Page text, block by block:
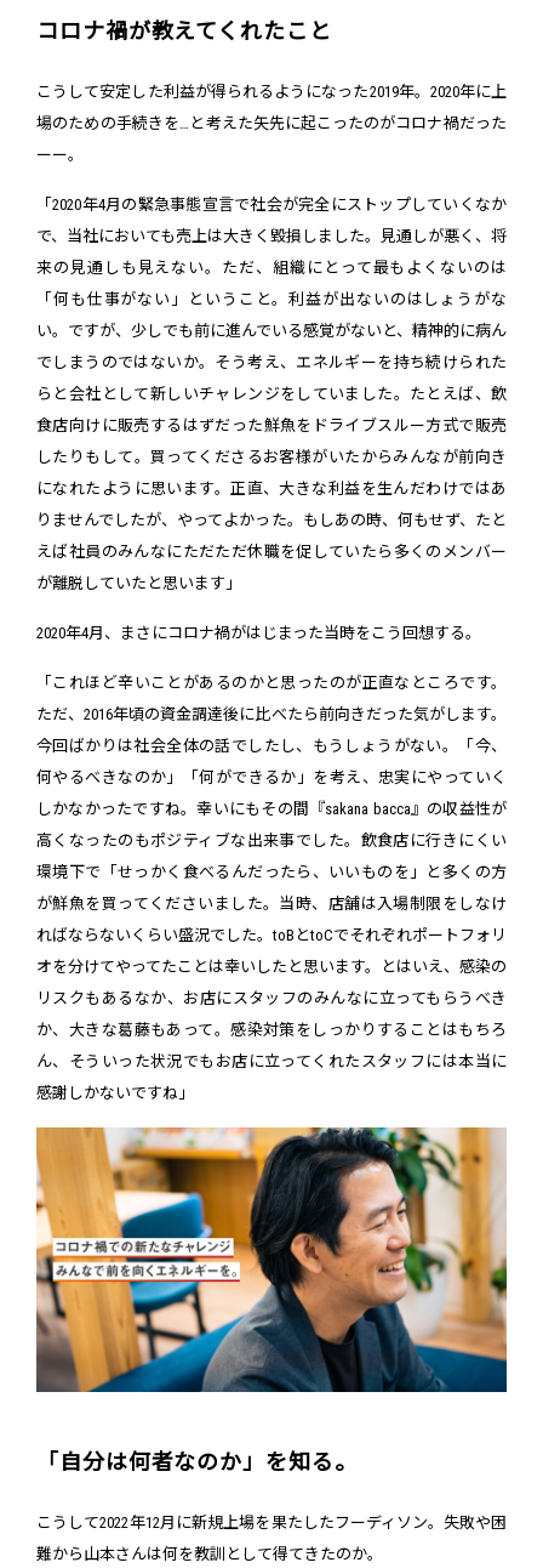
コロナ禍が教えてくれたこと
こうして安定した利益が得られるようになった2019年。2020年に上
場のための手続きを…と考えた矢先に起こったのがコロナ禍だった
ーー。
「2020年4月の緊急事態宣言で社会が完全にストップしていくなか
で、当社においても売上は大きく毀損しました。見通しが悪く、将
来の見通しも見えない。ただ、組織にとって最もよくないのは
「何も仕事がない」ということ。利益が出ないのはしょうがな
い。ですが、少しでも前に進んでいる感覚がないと、精神的に病ん
でしまうのではないか。そう考え、エネルギーを持ち続けられた
らと会社として新しいチャレンジをしていました。たとえば、飲
食店向けに販売するはずだった鮮魚をドライブスルー方式で販売
したりもして。買ってくださるお客様がいたからみんなが前向き
になれたように思います。正直、大きな利益を生んだわけではあ
りませんでしたが、やってよかった。もしあの時、何もせず、たと
えば社員のみんなにただただ休職を促していたら多くのメンバー
が離脱していたと思います」
2020年4月、まさにコロナ禍がはじまった当時をこう回想する。
「これほど辛いことがあるのかと思ったのが正直なところです。
ただ、2016年頃の資金調達後に比べたら前向きだった気がします。
今回ばかりは社会全体の話でしたし、もうしょうがない。「今、
何やるべきなのか」「何ができるか」を考え、忠実にやっていく
しかなかったですね。幸いにもその間『sakana bacca』の収益性が
高くなったのもポジティブな出来事でした。飲食店に行きにくい
環境下で「せっかく食べるんだったら、いいものを」と多くの方
が鮮魚を買ってくださいました。当時、店舗は入場制限をしなけ
ればならないくらい盛況でした。toBとtoCでそれぞれポートフォリ
オを分けてやってたことは幸いしたと思います。とはいえ、感染の
リスクもあるなか、お店にスタッフのみんなに立ってもらうべき
か、大きな葛藤もあって。感染対策をしっかりすることはもちろ
ん、そういった状況でもお店に立ってくれたスタッフには本当に
感謝しかないですね」
「自分は何者なのか」を知る。
こうして2022年12月に新規上場を果たしたフーディソン。失敗や困
難から山本さんは何を教訓として得てきたのか。